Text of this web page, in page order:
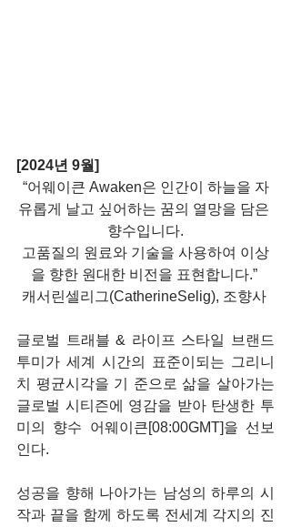
[2024년 9월]
“어웨이큰 Awaken은 인간이 하늘을 자
유롭게 날고 싶어하는 꿈의 열망을 담은
향수입니다.
고품질의 원료와 기술을 사용하여 이상
을 향한 원대한 비전을 표현합니다.”
캐서린셀리그(CatherineSelig), 조향사
글로벌 트래블 & 라이프 스타일 브랜드
투미가 세계 시간의 표준이되는 그리니
치 평균시각을 기 준으로 삶을 살아가는
글로벌 시티즌에 영감을 받아 탄생한 투
미의 향수 어웨이큰[08:00GMT]을 선보
인다.
성공을 향해 나아가는 남성의 하루의 시
작과 끝을 함께 하도록 전세계 각지의 진